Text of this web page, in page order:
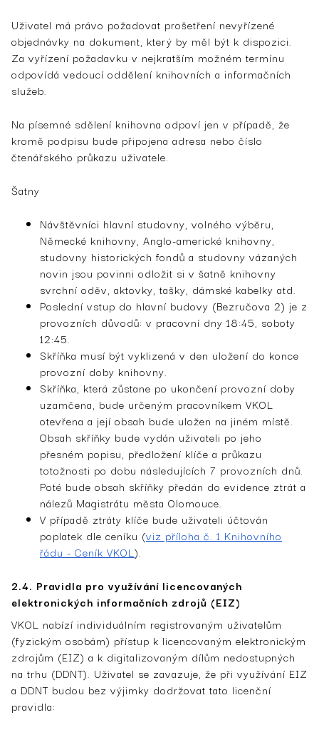
Uživatel má právo požadovat prošetření nevyřízené
objednávky na dokument, který by měl být k dispozici.
Za vyřízení požadavku v nejkratším možném termínu
odpovídá vedoucí oddělení knihovních a informačních
služeb.
Na písemné sdělení knihovna odpoví jen v případě, že
kromě podpisu bude připojena adresa nebo číslo
čtenářského průkazu uživatele.
Šatny
Návštěvníci hlavní studovny, volného výběru,
Německé knihovny, Anglo-americké knihovny,
studovny historických fondů a studovny vázaných
novin jsou povinni odložit si v šatně knihovny
svrchní oděv, aktovky, tašky, dámské kabelky atd.
Poslední vstup do hlavní budovy (Bezručova 2) je z
provozních důvodů: v pracovní dny 18:45, soboty
12:45.
Skříňka musí být vyklizená v den uložení do konce
provozní doby knihovny.
Skříňka, která zůstane po ukončení provozní doby
uzamčena, bude určeným pracovníkem VKOL
otevřena a její obsah bude uložen na jiném místě.
Obsah skříňky bude vydán uživateli po jeho
přesném popisu, předložení klíče a průkazu
totožnosti po dobu následujících 7 provozních dnů.
Poté bude obsah skříňky předán do evidence ztrát a
nálezů Magistrátu města Olomouce.
V případě ztráty klíče bude uživateli účtován
poplatek dle ceníku (viz příloha č. 1 Knihovního
řádu - Ceník VKOL).
2.4. Pravidla pro využívání licencovaných
elektronických informačních zdrojů (EIZ)
VKOL nabízí individuálním registrovaným uživatelům
(fyzickým osobám) přístup k licencovaným elektronickým
zdrojům (EIZ) a k digitalizovaným dílům nedostupných
na trhu (DDNT). Uživatel se zavazuje, že při využívání EIZ
a DDNT budou bez výjimky dodržovat tato licenční
pravidla: